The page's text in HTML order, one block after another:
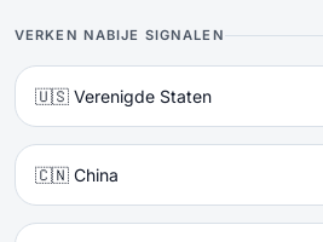
VERKEN NABIJE SIGNALEN
🇺🇸 Verenigde Staten
🇨🇳 China